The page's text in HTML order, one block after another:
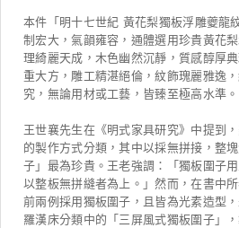
本件「明十七世紀 黃花梨獨板浮雕夔龍
制宏大，氣韻雍容，通體選用珍貴黃花
理綺麗天成，木色幽然沉靜，質感醇厚
重大方，雕工精湛絕倫，紋飾瑰麗雅逸
究，無論用材或工藝，皆臻至極高水準。
王世襄先生在《明式家具研究》中提到
的製作方式分類，其中以採無拼接，整
子」最為珍貴。王老強調：「獨板圍子
以整板無拼縫者為上。」然而，在書中
前兩例採用獨板圍子，且皆為光素造型
羅漢床分類中的「三屏風式獨板圍子」